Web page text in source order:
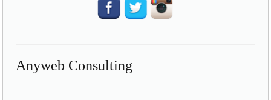
Anyweb Consulting